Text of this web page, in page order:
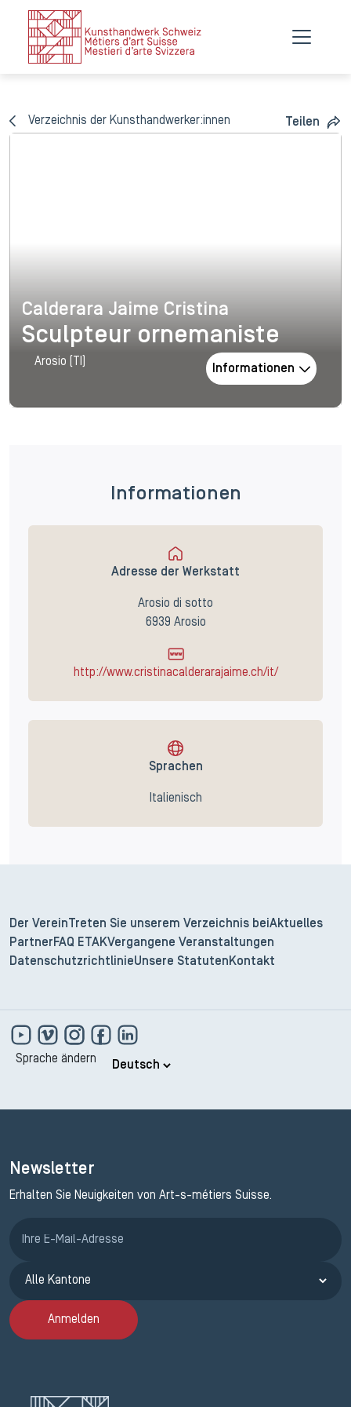
Verzeichnis der Kunsthandwerker:innen Teilen
Calderara Jaime Cristina
Calderara Jaime Cristina
Sculpteur ornemaniste
Arosio (TI)
Informationen
Informationen
Adresse der Werkstatt
Arosio di sotto
6939 Arosio
http://www.cristinacalderarajaime.ch/it/
Sprachen
Italienisch
Der Verein Treten Sie unserem Verzeichnis bei Aktuelles
Partner FAQ ETAKVergangene Veranstaltungen
DatenschutzrichtlinieUnsere Statuten Kontakt
Sprache ändern
Newsletter
Erhalten Sie Neuigkeiten von Art-s-métiers Suisse.
Anmelden